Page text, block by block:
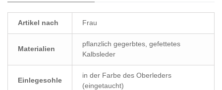
Artikel nach Frau
Materialien
pflanzlich gegerbtes, gefettetes
Kalbsleder
Einlegesohle
in der Farbe des Oberleders
(eingetaucht)